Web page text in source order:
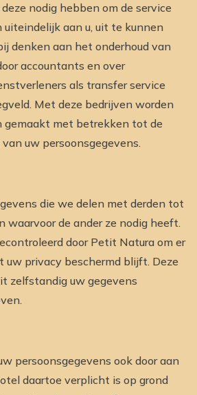
nodig hebben om de service
aan u, uit te kunnen
denken aan het onderhoud van
accountants en over
als transfer service
Met deze bedrijven worden
gemaakt met betrekken tot de
uw persoonsgegevens.
die we delen met derden tot
waarvoor de ander ze nodig heeft.
door Petit Natura om er
uw privacy beschermd blijft. Deze
zelfstandig uw gegevens
persoonsgegevens ook door aan
daartoe verplicht is op grond